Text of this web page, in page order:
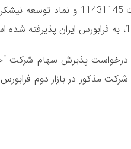
شرکت توسعه نیشکر و صنایع جانبی ان
1404/02/10، خبر اعلام موافقت با درخواست
مذکور در بازار دوم